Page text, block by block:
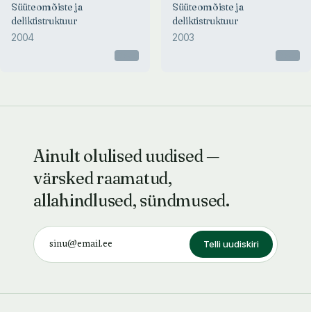
Süüteomõiste ja
deliktistruktuur
2004
Süüteomõiste ja
deliktistruktuur
2003
Ainult olulised uudised —
värsked raamatud,
allahindlused, sündmused.
Telli uudiskiri